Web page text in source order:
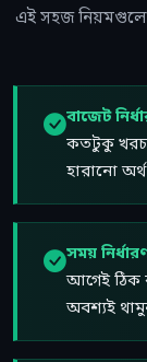
এই সহজ
বাজেট
কতটুকু খরচ
হারানো
সময়
আগেই ঠিক
অবশ্যই